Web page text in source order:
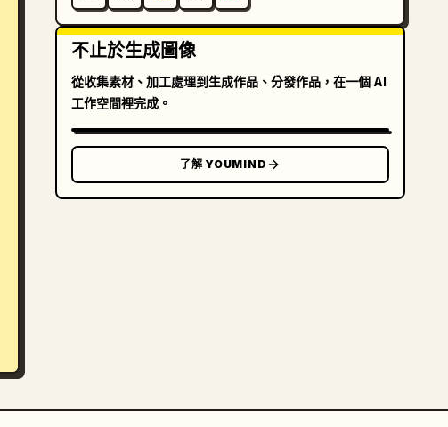
不止於生成圖像
從收集素材、加工處理到生成作品、分發作品，在一個 AI
工作空間裡完成。
了解 YOUMIND